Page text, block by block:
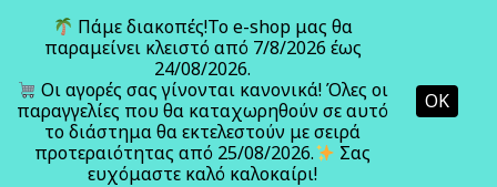
Πάμε διακοπές!Το e-shop μας θα
παραμείνει κλειστό από 7/8/2026 έως
24/08/2026.
Οι αγορές σας γίνονται κανονικά! Όλες οι
παραγγελίες που θα καταχωρηθούν σε αυτό
το διάστημα θα εκτελεστούν με σειρά
προτεραιότητας από 25/08/2026.
Σας
ευχόμαστε καλό καλοκαίρι!
ΟΚ